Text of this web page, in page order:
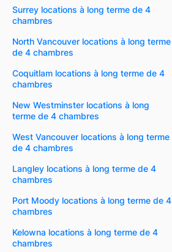
Surrey locations à long terme de 4
chambres
North Vancouver locations à long terme
de 4 chambres
Coquitlam locations à long terme de 4
chambres
New Westminster locations à long
terme de 4 chambres
West Vancouver locations à long terme
de 4 chambres
Langley locations à long terme de 4
chambres
Port Moody locations à long terme de 4
chambres
Kelowna locations à long terme de 4
chambres